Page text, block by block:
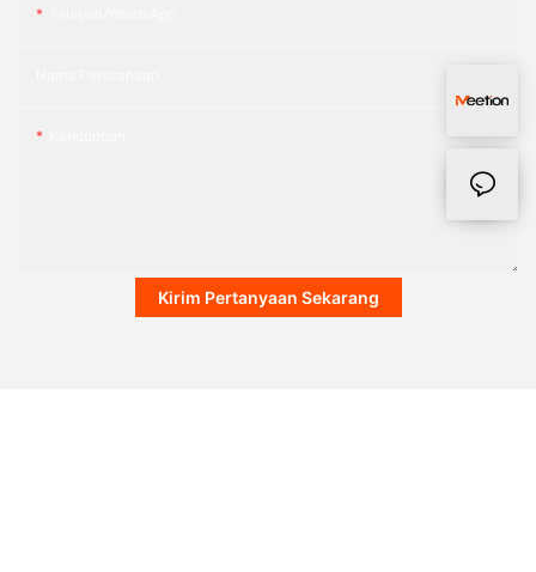
Kirim Pertanyaan Sekarang